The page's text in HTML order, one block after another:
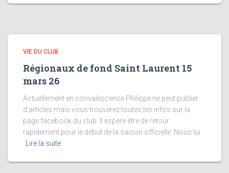
VIE DU CLUB
Régionaux de fond Saint Laurent 15
mars 26
Actuellement en convalescence Philippe ne peut publier
d’articles mais vous trouverez toutes les infos sur la
page facebook du club. Il espère être de retour
rapidement pour le début de la saison officielle. Nous lui
Lire la suite